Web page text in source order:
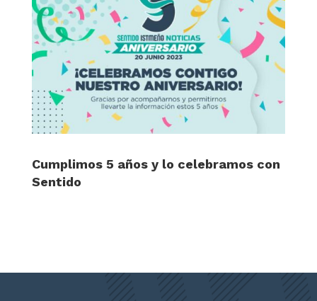
Cumplimos 5 años y lo celebramos con
Sentido